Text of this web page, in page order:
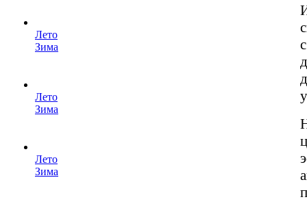
Лето
Зима
Лето
Зима
Лето
Зима